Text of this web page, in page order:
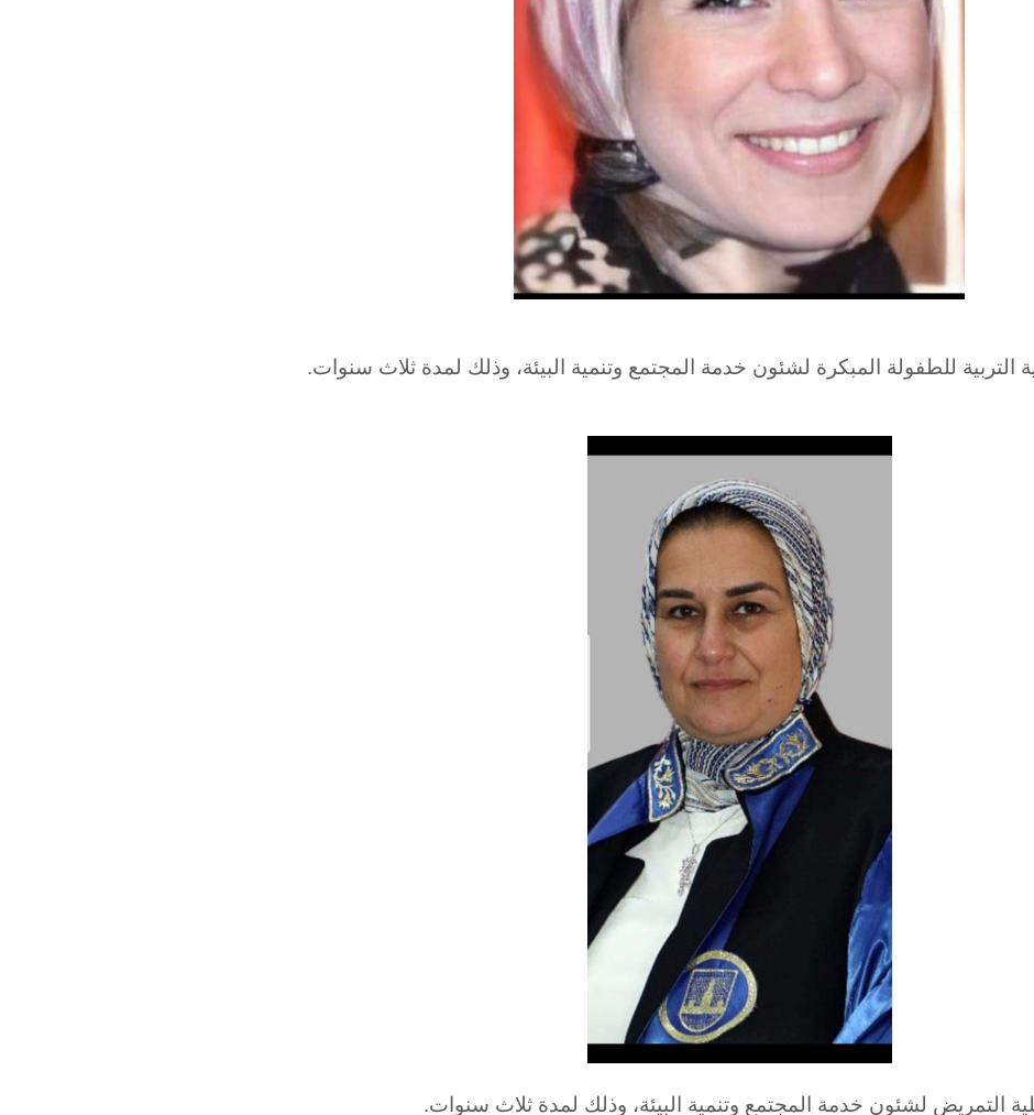
التربية للطفولة المبكرة لشئون خدمة المجتمع وتنمية البيئة، وذلك لمدة ثلاث سنوات.
التمريض لشئون خدمة المجتمع وتنمية البيئة، وذلك لمدة ثلاث سنوات.